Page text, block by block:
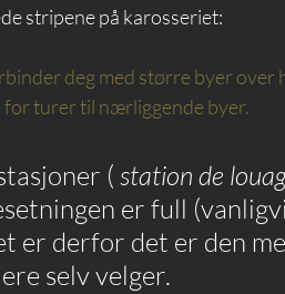
stripene på karosseriet:
deg med større byer over
for turer til nærliggende byer.
( station de
er full
er derfor det er den
selv velger.